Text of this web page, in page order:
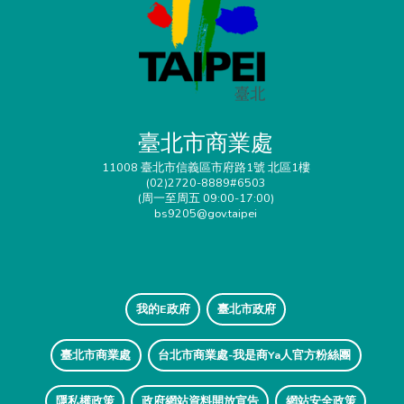
臺北市商業處
11008 臺北市信義區市府路1號 北區1樓
(02)2720-8889#6503
(周一至周五 09:00-17:00)
bs9205@gov.taipei
我的E政府 臺北市政府
臺北市商業處 台北市商業處-我是商Ya人官方粉絲團